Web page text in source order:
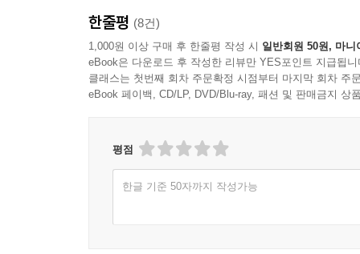
한줄평 (8건)
1,000원 이상 구매 후 한줄평 작성 시 일반회원 50원, 마니
eBook은 다운로드 후 작성한 리뷰만 YES포인트 지급됩니
클래스는 첫번째 회차 주문확정 시점부터 마지막 회차 주
eBook 페이백, CD/LP, DVD/Blu-ray, 패션 및 판매금지 상
평점
한글 기준 50자까지 작성가능